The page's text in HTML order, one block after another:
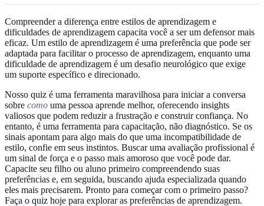
Compreender a diferença entre estilos de aprendizagem e
dificuldades de aprendizagem capacita você a ser um defensor mais
eficaz. Um estilo de aprendizagem é uma preferência que pode ser
adaptada para facilitar o processo de aprendizagem, enquanto uma
dificuldade de aprendizagem é um desafio neurológico que exige
um suporte específico e direcionado.
Nosso quiz é uma ferramenta maravilhosa para iniciar a conversa
sobre como uma pessoa aprende melhor, oferecendo insights
valiosos que podem reduzir a frustração e construir confiança. No
entanto, é uma ferramenta para capacitação, não diagnóstico. Se os
sinais apontam para algo mais do que uma incompatibilidade de
estilo, confie em seus instintos. Buscar uma avaliação profissional é
um sinal de força e o passo mais amoroso que você pode dar.
Capacite seu filho ou aluno primeiro compreendendo suas
preferências e, em seguida, buscando ajuda especializada quando
eles mais precisarem. Pronto para começar com o primeiro passo?
Faça o quiz hoje para explorar as preferências de aprendizagem.